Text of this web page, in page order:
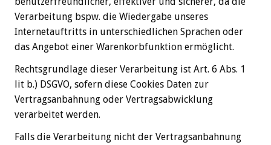
Verarbeitung bspw. die Wiedergabe unseres
Internetauftritts in unterschiedlichen Sprachen oder
das Angebot einer Warenkorbfunktion ermöglicht.
Rechtsgrundlage dieser Verarbeitung ist Art. 6 Abs. 1
lit b.) DSGVO, sofern diese Cookies Daten zur
Vertragsanbahnung oder Vertragsabwicklung
verarbeitet werden.
Falls die Verarbeitung nicht der Vertragsanbahnung